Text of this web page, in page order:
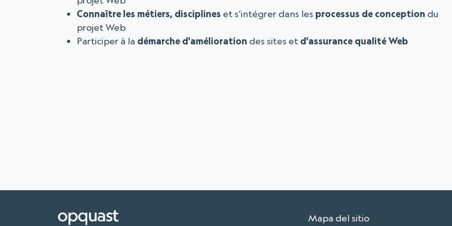
Connaître les métiers, disciplines et s'intégrer dans les processus de conception du
projet Web
Participer à la démarche d'amélioration des sites et d'assurance qualité Web
Mapa del sitio